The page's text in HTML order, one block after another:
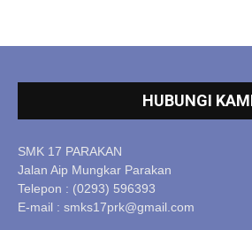
HUBUNGI
SMK 17 PARAKAN
Jalan Aip Mungkar Parakan
Telepon : (0293) 596393
E-mail : smks17prk@gmail.com